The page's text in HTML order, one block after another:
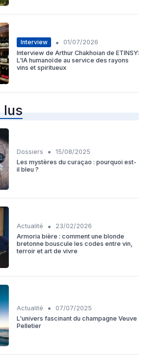
Interview •
01/07/2026
Interview de Arthur Chakhoian de ETINSY:
L'IA humanoïde au service des rayons
vins et spiritueux
lus
Dossiers •
15/08/2025
Les mystères du curaçao : pourquoi est-
il bleu ?
Actualité •
23/02/2026
Armoria bière : comment une blonde
bretonne bouscule les codes entre vin,
terroir et art de vivre
Actualité •
07/07/2025
L'univers fascinant du champagne Veuve
Pelletier